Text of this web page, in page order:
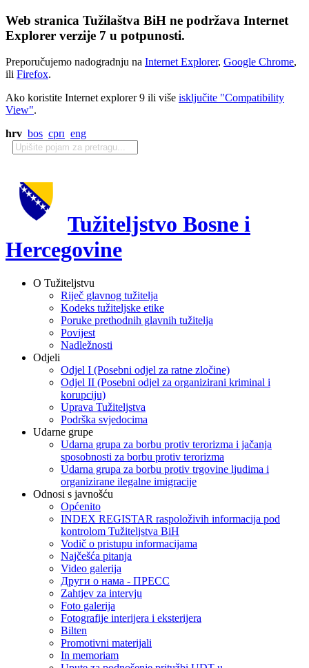
Web stranica Tužilaštva BiH ne podržava Internet
Explorer verzije 7 u potpunosti.
Preporučujemo nadogradnju na Internet Explorer, Google Chrome,
ili Firefox.
Ako koristite Internet explorer 9 ili više isključite "Compatibility
View".
hrv bos срп eng
Tužiteljstvo Bosne i
Hercegovine
O Tužiteljstvu
Riječ glavnog tužitelja
Kodeks tužiteljske etike
Poruke prethodnih glavnih tužitelja
Povijest
Nadležnosti
Odjeli
Odjel I (Posebni odjel za ratne zločine)
Odjel II (Posebni odjel za organizirani kriminal i
korupciju)
Uprava Tužiteljstva
Podrška svjedocima
Udarne grupe
Udarna grupa za borbu protiv terorizma i jačanja
sposobnosti za borbu protiv terorizma
Udarna grupa za borbu protiv trgovine ljudima i
organizirane ilegalne imigracije
Odnosi s javnošću
Općenito
INDEX REGISTAR raspoloživih informacija pod
kontrolom Tužiteljstva BiH
Vodič o pristupu informacijama
Najčešća pitanja
Video galerija
Други о нама - ПРЕСC
Zahtjev za intervju
Foto galerija
Fotografije interijera i eksterijera
Bilten
Promotivni materijali
In memoriam